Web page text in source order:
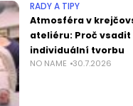
RADY A TIPY
Atmosféra v
ateliéru: Proč vsadit
individuální tvorbu
NO NAME 30.7.2026